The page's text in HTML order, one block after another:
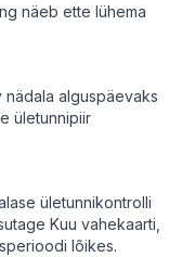
näeb ette lühema
alguspäevaks
ületunnipiir
ületunnikontrolli
Kuu vahekaarti,
lõikes.